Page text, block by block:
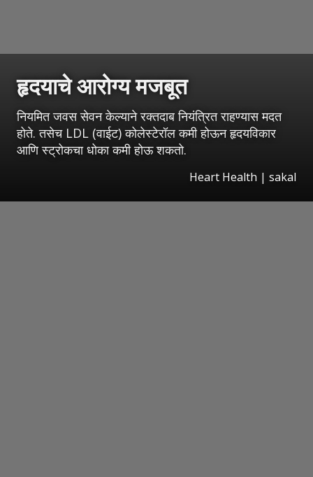
हृदयाचे आरोग्य मजबूत
नियमित जवस सेवन केल्याने रक्तदाब नियंत्रित राहण्यास मदत
होते. तसेच LDL (वाईट) कोलेस्टेरॉल कमी होऊन हृदयविकार
आणि स्ट्रोकचा धोका कमी होऊ शकतो.
Heart Health | sakal